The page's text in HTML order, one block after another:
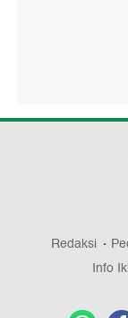
Redaksi
Info